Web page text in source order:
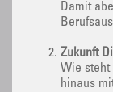
Damit
Zukunft
Wie steht
hinaus